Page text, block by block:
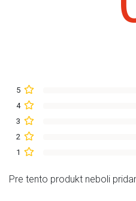
5
4
3
2
1
Pre tento produkt neboli